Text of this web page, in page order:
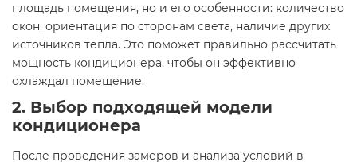
площадь помещения, но и его особенности: количество
окон, ориентация по сторонам света, наличие других
источников тепла. Это поможет правильно рассчитать
мощность кондиционера, чтобы он эффективно
охлаждал помещение.
2. Выбор подходящей модели
кондиционера
После проведения замеров и анализа условий в